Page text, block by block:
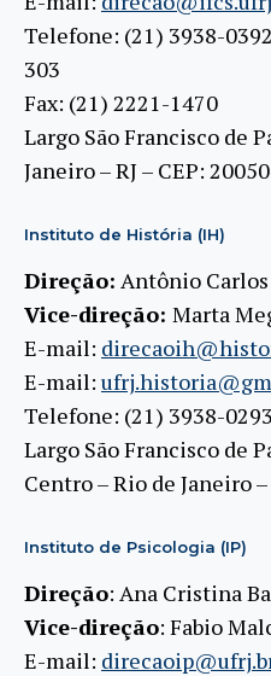
Telefone: (21) 3938-
303
Fax: (21) 2221-1470
Largo São Francisco de
Janeiro – RJ – CEP:
Instituto de História (IH)
Direção: Antônio Carlos
Vice-direção: Marta
E-mail:
E-mail:
Telefone: (21) 3938-0293
Largo São Francisco de
Centro – Rio de Janeiro
Instituto de Psicologia (IP)
Direção: Ana Cristina
Vice-direção: Fabio
E-mail: